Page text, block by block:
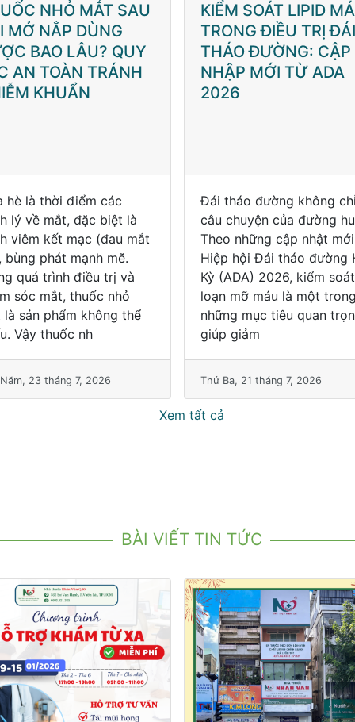
SOÁT LIPID MÁU
ĐIỀU TRỊ ĐÁI
ĐƯỜNG: CẬP
MỚI TỪ ADA
đường không chỉ là
của đường huyết.
những cập nhật mới từ
hội Đái tháo đường Hoa
2026, kiểm soát rối
mỡ máu là một trong
mục tiêu quan trọng
giảm
21 tháng 7, 2026
BỊ VẬT SẮC NHỌN
VÀO CHÂN TAY:
HƯỚNG DẪN XỬ TRÍ
AN TOÀN
Bị vật sắc nhọn đâm vào
chân tay có nguy hiểm
không? Trong sinh hoạt
ngày, không ít người vô
bị đinh, mảnh kính, dằm
gai cây, kim may, mảnh
loại... đâm vào bàn tay
bàn chân. Nh
Thứ Hai, 20 tháng 7, 2026
Xem tất cả
BÀI VIẾT TIN TỨC